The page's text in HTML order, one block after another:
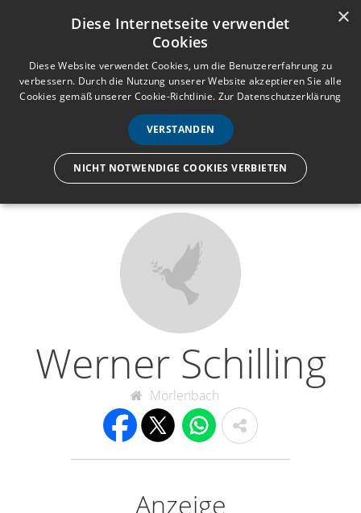
Anmelden Registrieren
e
n
ü
Wir lassen nur die Hand los,
Werner Schilling
Mörlenbach
Anzeige
×
Diese Internetseite verwendet
Cookies
Diese Website verwendet Cookies, um die Benutzererfahrung zu
verbessern. Durch die Nutzung unserer Website akzeptieren Sie alle
Cookies gemäß unserer Cookie-Richtlinie. Zur Datenschutzerklärung
VERSTANDEN
NICHT NOTWENDIGE COOKIES VERBIETEN